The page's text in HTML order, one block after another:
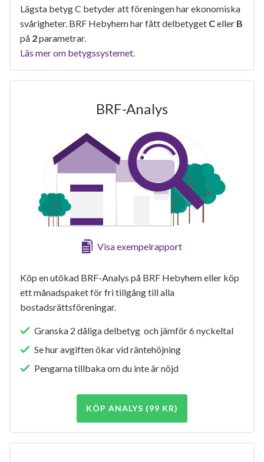
Lägsta betyg C betyder att föreningen har ekonomiska
svårigheter. BRF Hebyhem har fått delbetyget Celler B
på 2parametrar.
Läs mer om betygssystemet.
BRF-Analys
Visa exempelrapport
Köp en utökad BRF-Analys på BRF Hebyhem eller köp
ett månadspaket för fri tillgång till alla
bostadsrättsföreningar.
Granska 2 dåliga delbetyg och jämför 6 nyckeltal
Se hur avgiften ökar vid räntehöjning
Pengarna tillbaka om du inte är nöjd
KÖP ANALYS (99 KR)